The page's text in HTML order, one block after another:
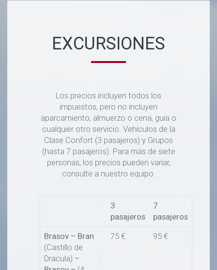
EXCURSIONES
Los precios incluyen todos los
impuestos, pero no incluyen
aparcamiento, almuerzo o cena, guia o
cualquier otro servicio. Vehículos de la
Clase Confort (3 pasajeros) y Grupos
(hasta 7 pasajeros). Para más de siete
personas, los precios pueden variar,
consulte a nuestro equipo.
3
pasajeros
7
pasajeros
Brasov – Bran
(Castillo de
Dracula) –
75 € 95 €